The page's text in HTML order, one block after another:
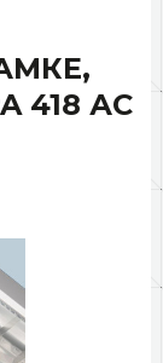
418 АС